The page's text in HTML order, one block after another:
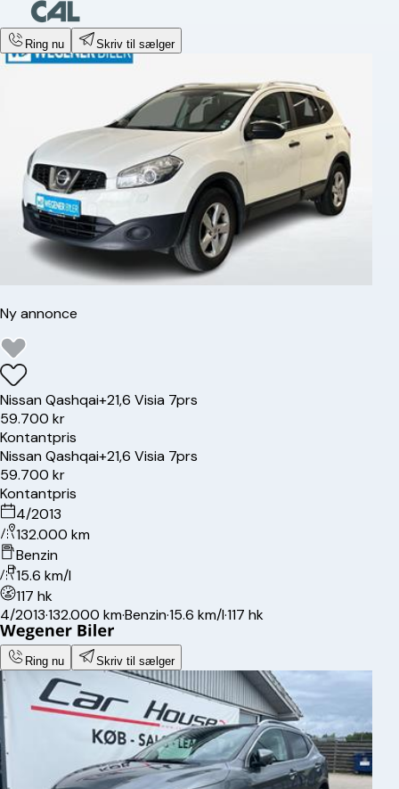
Ring nu Skriv til sælger
Ny annonce
NissanQashqai+21,6 Visia 7prs
59.700 kr
Kontantpris
NissanQashqai+21,6 Visia 7prs
59.700 kr
Kontantpris
4/2013
132.000 km
Benzin
15.6 km/l
117 hk
4/2013·132.000 km·Benzin·15.6 km/l·117 hk
Ring nu Skriv til sælger